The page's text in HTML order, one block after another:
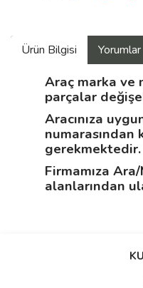
Ürün Bilgisi Yorumlar
Araç marka ve
parçalar
Aracınıza
gerekmektedir.
Firmamıza
alanlarından
Bu ürüne